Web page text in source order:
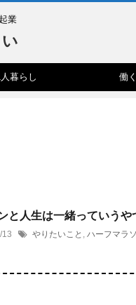
業
暮らし 働く
と人生は一緒っていう
13 やりたいこと , ハーフマラ